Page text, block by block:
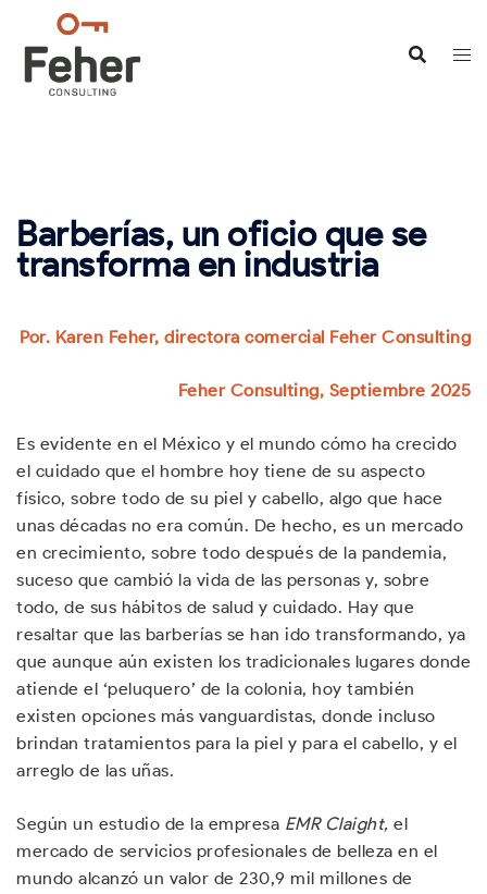
contenido
Barberías, un oficio que se
transforma en industria
Por. Karen Feher, directora comercial Feher Consulting
Feher Consulting, Septiembre 2025
Es evidente en el México y el mundo cómo ha crecido
el cuidado que el hombre hoy tiene de su aspecto
físico, sobre todo de su piel y cabello, algo que hace
unas décadas no era común. De hecho, es un mercado
en crecimiento, sobre todo después de la pandemia,
suceso que cambió la vida de las personas y, sobre
todo, de sus hábitos de salud y cuidado. Hay que
resaltar que las barberías se han ido transformando, ya
que aunque aún existen los tradicionales lugares donde
atiende el ‘peluquero’ de la colonia, hoy también
existen opciones más vanguardistas, donde incluso
brindan tratamientos para la piel y para el cabello, y el
arreglo de las uñas.
Según un estudio de la empresa EMR Claight, el
mercado de servicios profesionales de belleza en el
mundo alcanzó un valor de 230,9 mil millones de